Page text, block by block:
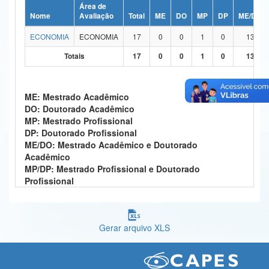
Ministério da Ciência, Tecnologia, Inovações e Comunicações
Ministério do Meio Ambiente
Controladoria-Geral da União
Ministério da Mulher, da Família e dos Direitos Humanos
Secretaria-Geral
Secretaria de Governo
Nome
Área de
Avaliação
Total ME DO MP DP
ME/DO
ECONOMIA
ECONOMIA 17 0 0 1 0
13
Totais
17 0 0 1 0 13
ME: Mestrado Acadêmico
DO: Doutorado Acadêmico
MP: Mestrado Profissional
DP: Doutorado Profissional
ME/DO: Mestrado Acadêmico e Doutorado
Acadêmico
MP/DP: Mestrado Profissional e Doutorado
Profissional
Gerar arquivo XLS